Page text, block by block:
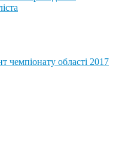
чемпіонату області 2017